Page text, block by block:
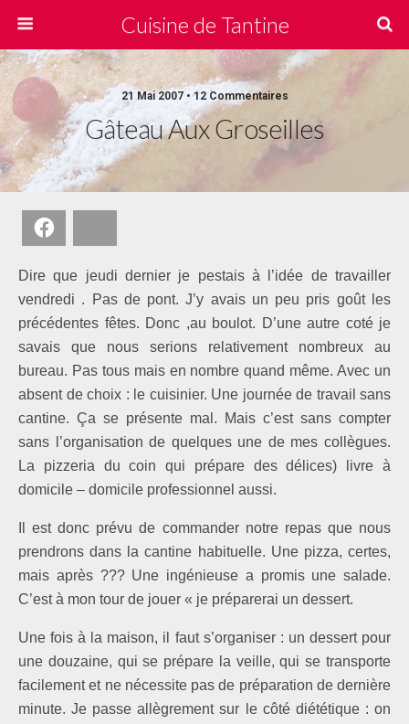
Cuisine de Tantine
21 Mai 2007 • 12 Commentaires
Gâteau Aux Groseilles
Dire que jeudi dernier je pestais à l’idée de travailler
vendredi . Pas de pont. J’y avais un peu pris goût les
précédentes fêtes. Donc ,au boulot. D’une autre coté je
savais que nous serions relativement nombreux au
bureau. Pas tous mais en nombre quand même. Avec un
absent de choix : le cuisinier. Une journée de travail sans
cantine. Ça se présente mal. Mais c’est sans compter
sans l’organisation de quelques une de mes collègues.
La pizzeria du coin qui prépare des délices) livre à
domicile – domicile professionnel aussi.
Il est donc prévu de commander notre repas que nous
prendrons dans la cantine habituelle. Une pizza, certes,
mais après ??? Une ingénieuse a promis une salade.
C’est à mon tour de jouer « je préparerai un dessert.
Une fois à la maison, il faut s’organiser : un dessert pour
une douzaine, qui se prépare la veille, qui se transporte
facilement et ne nécessite pas de préparation de dernière
minute. Je passe allègrement sur le côté diététique : on